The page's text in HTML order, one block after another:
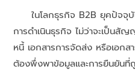
ในโลกธุรกิจ B2B ยุคปัจจุบัน
การดำเนินธุรกิจ ไม่ว่าจะเป็นสั
หนี้ เอกสารการจัดส่ง หรือเอกส
ต้องพึ่งพาข้อมูลและการยืนยันที่